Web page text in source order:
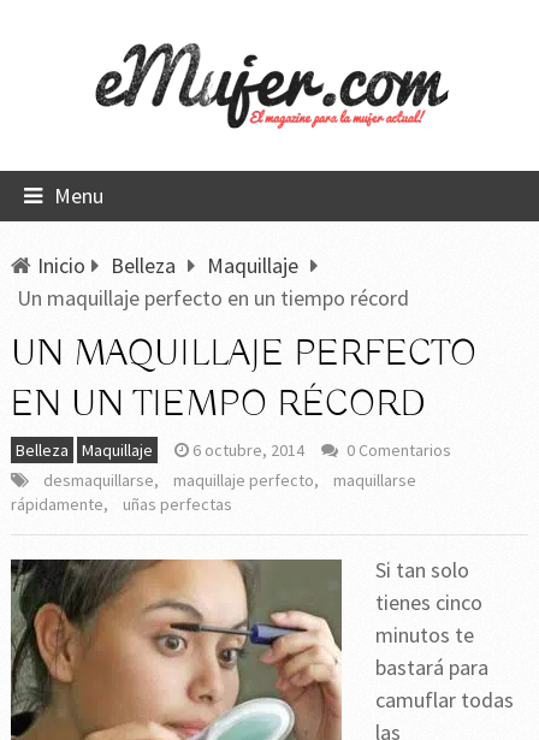
Menu
Inicio Belleza
Maquillaje
Un maquillaje perfecto en un tiempo récord
UN MAQUILLAJE PERFECTO
EN UN TIEMPO RÉCORD
Belleza Maquillaje 6 octubre, 2014
0 Comentarios
desmaquillarse, maquillaje perfecto,
maquillarse
rápidamente, uñas perfectas
Si tan solo
tienes cinco
minutos te
bastará para
camuflar todas
las